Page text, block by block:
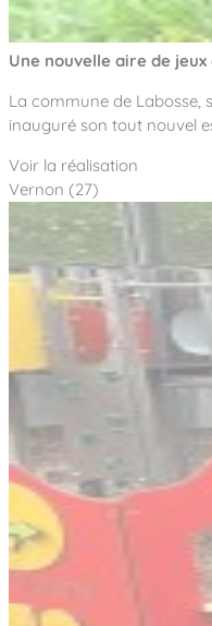
Une nouvelle aire de
La commune de Labosse,
inauguré son tout nouvel
Voir la réalisation
Vernon (27)